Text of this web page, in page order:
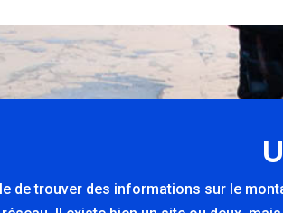
de trouver des informations sur le